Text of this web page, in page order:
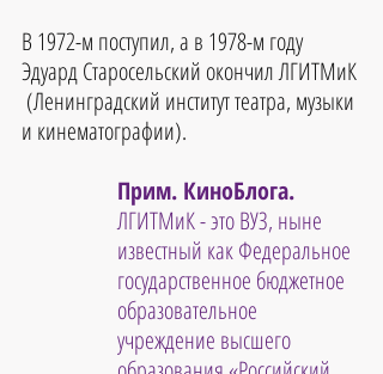
В 1972-м поступил, а в 1978-м году
Эдуард Старосельский окончил ЛГИТМиК
и кинематографии).
Прим. КиноБлога.
ЛГИТМиК - это ВУЗ, ныне
известный как Федеральное
государственное бюджетное
образовательное
учреждение высшего